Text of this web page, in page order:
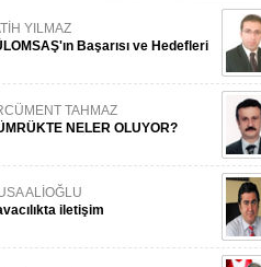
YILMAZ
Başarısı ve Hedefleri
TAHMAZ
NELER OLUYOR?
ALİOĞLU
iletişim